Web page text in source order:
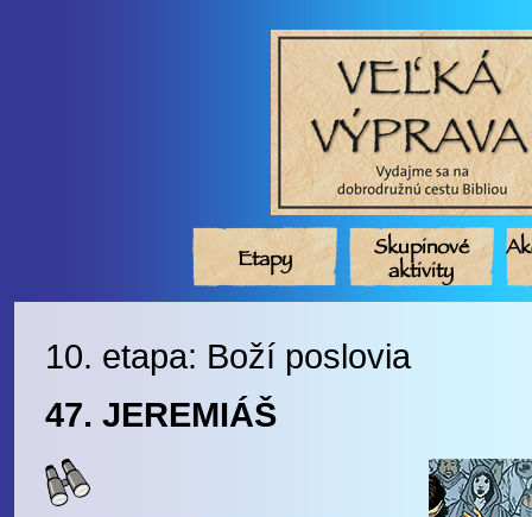
Etapy
Skupinové
aktivity
10. etapa: Boží poslovia
47. JEREMIÁŠ